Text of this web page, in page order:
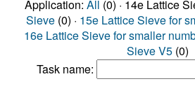
Application: All (0) · 14e Lattice
Sieve (0) · 15e Lattice Sieve for
16e Lattice Sieve for smaller
Sieve V5 (0)
Task name: